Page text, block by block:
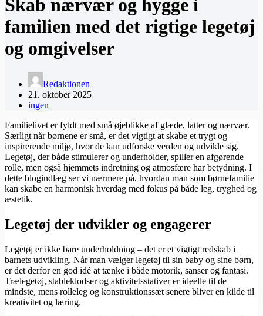
Skab nærvær og hygge i
familien med det rigtige legetøj
og omgivelser
Redaktionen
21. oktober 2025
ingen
Familielivet er fyldt med små øjeblikke af glæde, latter og nærvær.
Særligt når børnene er små, er det vigtigt at skabe et trygt og
inspirerende miljø, hvor de kan udforske verden og udvikle sig.
Legetøj, der både stimulerer og underholder, spiller en afgørende
rolle, men også hjemmets indretning og atmosfære har betydning. I
dette blogindlæg ser vi nærmere på, hvordan man som børnefamilie
kan skabe en harmonisk hverdag med fokus på både leg, tryghed og
æstetik.
Legetøj der udvikler og engagerer
Legetøj er ikke bare underholdning – det er et vigtigt redskab i
barnets udvikling. Når man vælger legetøj til sin baby og sine børn,
er det derfor en god idé at tænke i både motorik, sanser og fantasi.
Trælegetøj, stableklodser og aktivitetsstativer er ideelle til de
mindste, mens rolleleg og konstruktionssæt senere bliver en kilde til
kreativitet og læring.